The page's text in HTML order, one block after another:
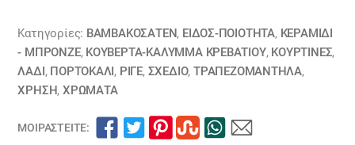
λαδί,
κεραμιδί
07101616
ποσότητα
Κατηγορίες: ΒΑΜΒΑΚΟΣΑΤΈΝ, ΕΙΔΟΣ-ΠΟΙΟΤΗΤΑ, ΚΕΡΑΜΙΔΙ
- ΜΠΡΟΝΖΕ, ΚΟΥΒΈΡΤΑ-ΚΆΛΥΜΜΑ ΚΡΕΒΑΤΙΟΎ, ΚΟΥΡΤΊΝΕΣ,
ΛΑΔΙ , ΠΟΡΤΟΚΑΛΙ , ΡΙΓΈ, ΣΧΕΔΙΟ, ΤΡΑΠΕΖΟΜΆΝΤΗΛΑ,
ΧΡΗΣΗ, ΧΡΏΜΑΤΑ
ΜΟΙΡΑΣΤΕΊΤΕ: